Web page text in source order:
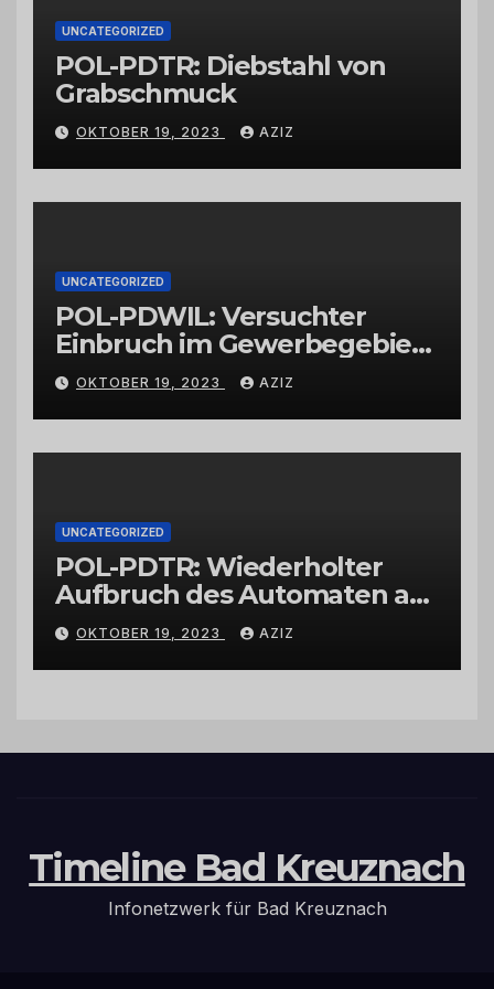
UNCATEGORIZED
POL-PDTR: Diebstahl von
Grabschmuck
OKTOBER 19, 2023 AZIZ
UNCATEGORIZED
POL-PDWIL: Versuchter
Einbruch im Gewerbegebiet
Wittlich
OKTOBER 19, 2023 AZIZ
UNCATEGORIZED
POL-PDTR: Wiederholter
Aufbruch des Automaten am
Wohnmobilstellplatz in
Hermeskeil am Labachweg
OKTOBER 19, 2023 AZIZ
Timeline Bad Kreuznach
Infonetzwerk für Bad Kreuznach